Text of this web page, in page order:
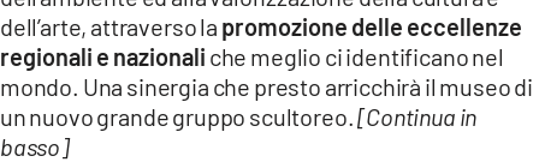
dell’arte, attraverso la promozione delle eccellenze
regionali e nazionali che meglio ci identificano nel
mondo. Una sinergia che presto arricchirà il museo di
un nuovo grande gruppo scultoreo.[Continua in
basso]